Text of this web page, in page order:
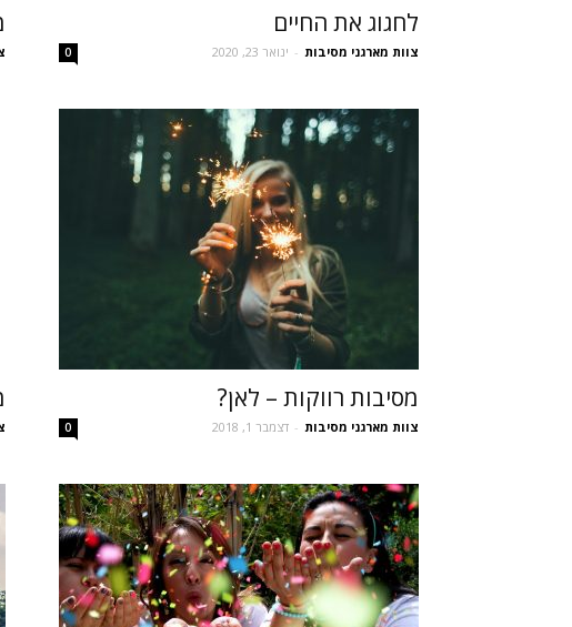
לחגוג את החיים
צוות מארגני מסיבות - ינואר 23, 2020 0
מסיבות רווקות – לאן?
צוות מארגני מסיבות - דצמבר 1, 2018 0